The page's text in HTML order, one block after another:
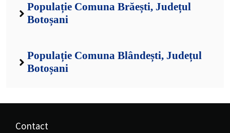
Populație Comuna Brăești, Județul
Botoșani
Populație Comuna Blândești, Județul
Botoșani
Contact